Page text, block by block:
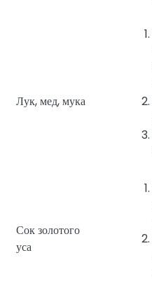
Лук, мед, мука
Сок золотого
уса